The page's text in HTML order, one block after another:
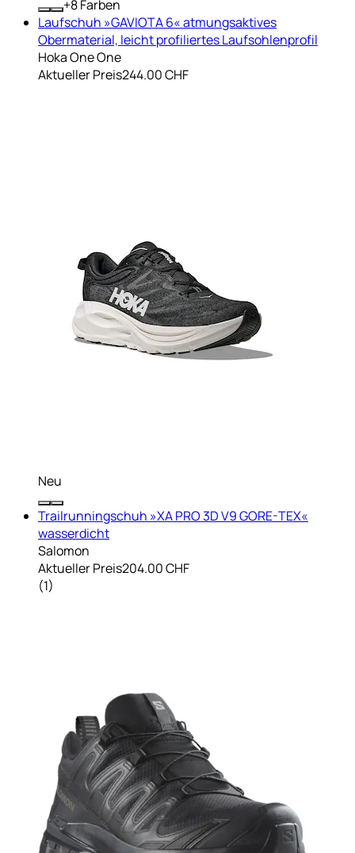
+ Farben
Laufschuh »GAVIOTA 6« atmungsaktives
Obermaterial, leicht profiliertes Laufsohlenprofil
Hoka One One
Aktueller Preis244.00 CHF
Neu
Trailrunningschuh »XA PRO 3D V9 GORE-TEX«
wasserdicht
Salomon
Aktueller Preis204.00 CHF
(1)